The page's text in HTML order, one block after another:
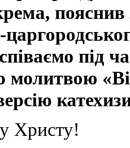
під
молитвою
Христу!